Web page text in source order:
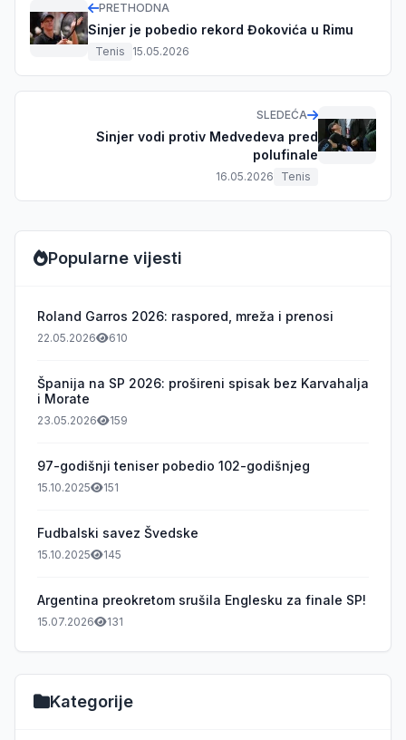
PRETHODNA
Sinjer je pobedio rekord Đokovića u Rimu
Tenis 15.05.2026
SLEDEĆA
Sinjer vodi protiv Medvedeva pred
polufinale
16.05.2026 Tenis
Popularne vijesti
Roland Garros 2026: raspored, mreža i prenosi
22.05.2026 610
Španija na SP 2026: prošireni spisak bez Karvahalja
i Morate
23.05.2026 159
97-godišnji teniser pobedio 102-godišnjeg
15.10.2025 151
Fudbalski savez Švedske
15.10.2025 145
Argentina preokretom srušila Englesku za finale SP!
15.07.2026 131
Kategorije